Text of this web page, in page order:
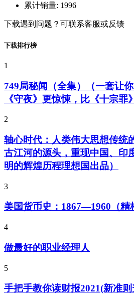
累计销量: 1996
下载遇到问题？可联系客服或反馈
下载排行榜
1
749局秘闻（全集）（一套让
《守夜》更惊悚，比《十宗罪
2
轴心时代：人类伟大思想传统
古江河的源头，重现中国、印
明的辉煌历程理想国出品）
3
美国货币史：1867—1960（精
4
做最好的职业经理人
5
手把手教你读财报2021(新准